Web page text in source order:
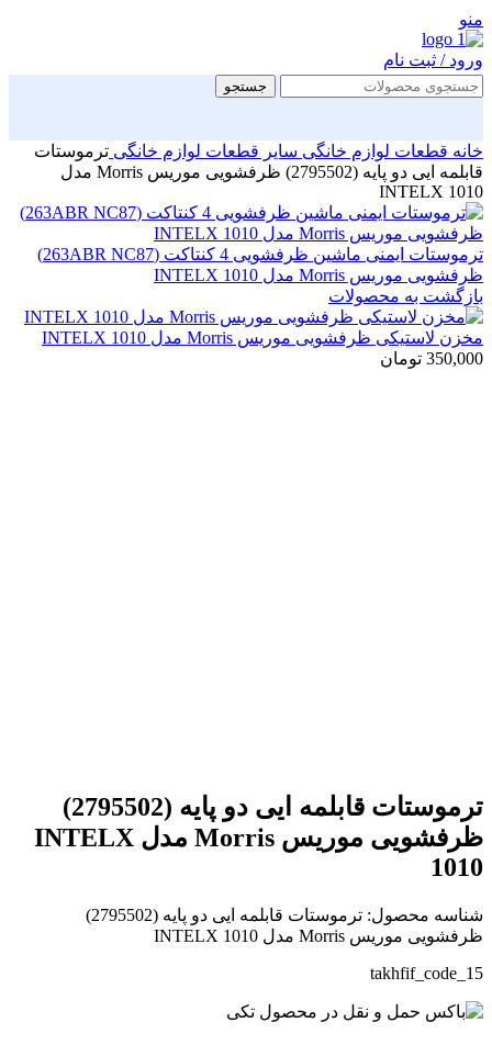
منو
ورود / ثبت نام
جستجو
خانه قطعات لوازم خانگی سایر قطعات لوازم خانگی ترموستات
قابلمه ایی دو پایه (2795502) ظرفشویی موریس Morris مدل
INTELX 1010
ترموستات ایمنی ماشین ظرفشویی 4 کنتاکت (263ABR NC87)
ظرفشویی موریس Morris مدل INTELX 1010
بازگشت به محصولات
مخزن لاستیکی ظرفشویی موریس Morris مدل INTELX 1010
350,000 تومان
ترموستات قابلمه ایی دو پایه (2795502)
ظرفشویی موریس Morris مدل INTELX
1010
شناسه محصول:
ترموستات قابلمه ایی دو پایه (2795502)
ظرفشویی موریس Morris مدل INTELX 1010
takhfif_code_15